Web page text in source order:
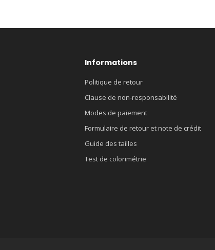
Informations
Politique de retour
Clause de non-responsabilité
Modes de paiement
Formulaire de retour et note de crédit
Guide des tailles
Test de colorimétrie